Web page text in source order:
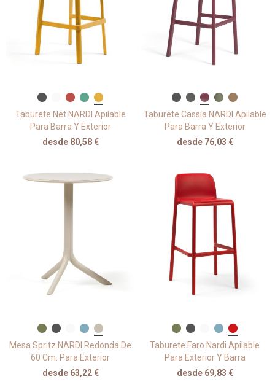
Taburete Net NARDI Apilable
Para Barra Y Exterior
desde 80,58 €
Taburete Cassia NARDI Apilable
Para Barra Y Exterior
desde 76,03 €
Mesa Spritz NARDI Redonda De
60 Cm. Para Exterior
desde 63,22 €
Taburete Faro Nardi Apilable
Para Exterior Y Barra
desde 69,83 €